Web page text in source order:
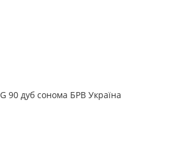
90 дуб сонома БРВ Україна